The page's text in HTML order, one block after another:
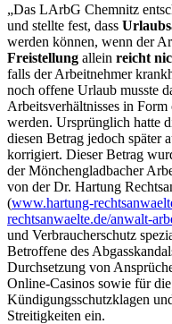
„Das LArbG Chemnitz
und stellte fest, dass
werden können, wenn der
Freistellung allein reicht
falls der Arbeitnehmer
noch offene Urlaub musste
Arbeitsverhältnisses in
werden. Ursprünglich hatte
diesen Betrag jedoch später
korrigiert. Dieser Betrag
der Mönchengladbacher
von der Dr. Hartung
(www.hartung-
rechtsanwaelte.de/anwalt-
und Verbraucherschutz
Betroffene des
Durchsetzung von
Online-Casinos sowie für
Kündigungsschutzklagen
Streitigkeiten ein.